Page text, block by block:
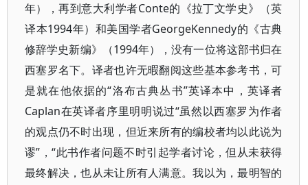
年），再到意大利学者Conte的《拉丁文学史》（英
译本1994年）和美国学者GeorgeKennedy的《古典
修辞学史新编》（1994年），没有一位将这部书归在
西塞罗名下。译者也许无暇翻阅这些基本参考书，可
是就在他依据的“洛布古典丛书”英译本中，英译者
Caplan在英译者序里明明说过“虽然以西塞罗为作者
的观点仍不时出现，但近来所有的编校者均以此说为
谬”，“此书作者问题不时引起学者讨论，但从未获得
最终解决，也从未让所有人满意。我以为，最明智的